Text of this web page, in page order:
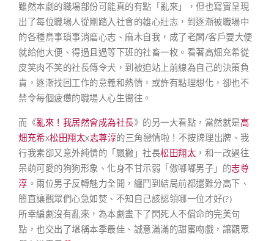
雖然本劇的職場部份可能真的有點「亂來」，但也寫實呈現
出了每位職場人從剛踏入社會的雄心壯志，到逐漸被職場中
的各種鳥事瑣事消磨心志、麻木自我，成了老闆/客戶要大便
就給他大便、得過且過等下班的社畜一枚。看著高畑充希從
皮笑肉不笑的社長傳令犬，到被迫站上前線為自己的決策負
責，逐漸找回工作的意義和熱情，或許有點理想化，卻也不
禁令每個疲憊的職場人心生嚮往。
而《亂來！我居然會成為社長》的另一大看點，當然就是高
畑充希x松田翔太x志尊淳的三角戀情啦！不按牌理出牌、我
行我素卻又意外純情的「飄撇」社長松田翔太 ，和一改過往
呆萌可愛的狗狗形象、化身不甘示弱「傲嘟嘟男子」的志尊
淳 。兩位男子反轉魅力全開，纏鬥到結局前都還難分高下、
簡直讓觀眾們心急如焚、不知自己該認領哪一位才好(?)
所幸編劇沒有亂來，為本劇畫下了閃死人不償命的完美句
點，也交出了堪稱本季最佳、誠意滿滿的甜蜜吻戲，讓觀眾